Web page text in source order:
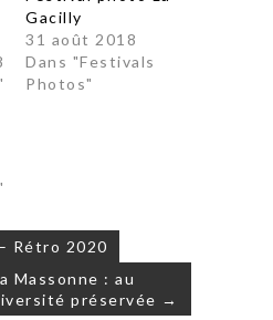
Gacilly
31 août 2018
Dans "Festivals
Photos"
Rétro 2020
Massonne : au
préservée →